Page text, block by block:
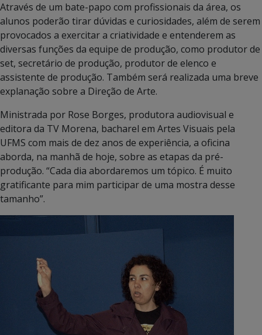
Através de um bate-papo com profissionais da área, os
alunos poderão tirar dúvidas e curiosidades, além de serem
provocados a exercitar a criatividade e entenderem as
diversas funções da equipe de produção, como produtor de
set, secretário de produção, produtor de elenco e
assistente de produção. Também será realizada uma breve
explanação sobre a Direção de Arte.
Ministrada por Rose Borges, produtora audiovisual e
editora da TV Morena, bacharel em Artes Visuais pela
UFMS com mais de dez anos de experiência, a oficina
aborda, na manhã de hoje, sobre as etapas da pré-
produção. “Cada dia abordaremos um tópico. É muito
gratificante para mim participar de uma mostra desse
tamanho”.